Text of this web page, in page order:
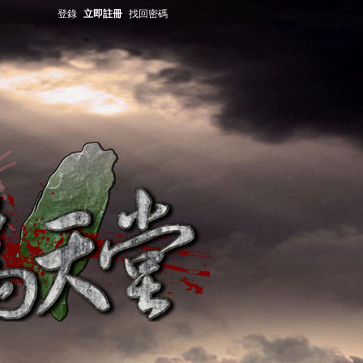
登錄 立即註冊 找回密碼